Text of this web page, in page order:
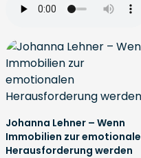
Johanna Lehner – Wenn
Immobilien zur
Herausforderung werden